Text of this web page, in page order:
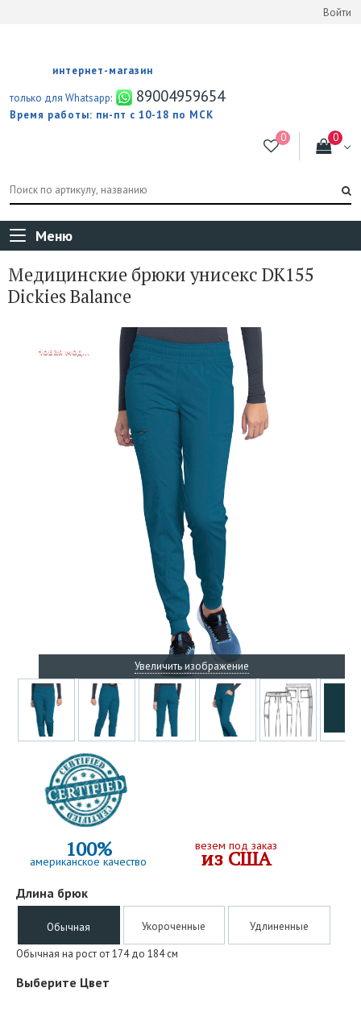
Войти
интернет-магазин
только для Whatsapp:
89004959654
Время работы: пн-пт с 10-18 по МСК
Меню
Медицинские брюки унисекс DK155
Dickies Balance
Увеличить изображение
100%
американское качество
везем под заказ
из США
Длина брюк
Обычная Укороченные
Удлиненные
Обычная на рост от 174 до 184 см
Выберите Цвет